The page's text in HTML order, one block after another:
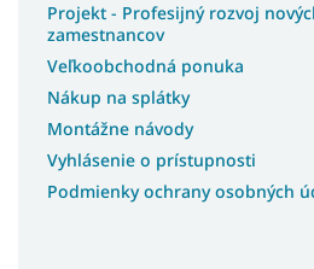
Projekt - Profesijný rozvoj
zamestnancov
Veľkoobchodná ponuka
Nákup na splátky
Montážne návody
Vyhlásenie o prístupnosti
Podmienky ochrany osobných